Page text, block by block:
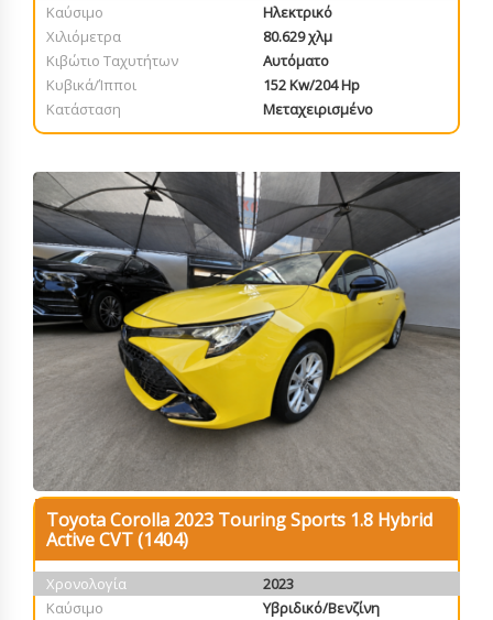
Καύσιμο
Ηλεκτρικό
Χιλιόμετρα
80.629 χλμ
Κιβώτιο Ταχυτήτων
Αυτόματο
Κυβικά/Ίπποι
152 Kw/204 Hp
Κατάσταση
Μεταχειρισμένο
Toyota Corolla 2023 Touring Sports 1.8 Hybrid
Active CVT (1404)
Χρονολογία
2023
Καύσιμο
Υβριδικό/Βενζίνη